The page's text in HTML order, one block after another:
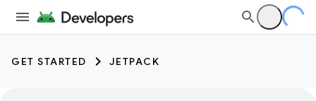
GET STARTED JETPACK